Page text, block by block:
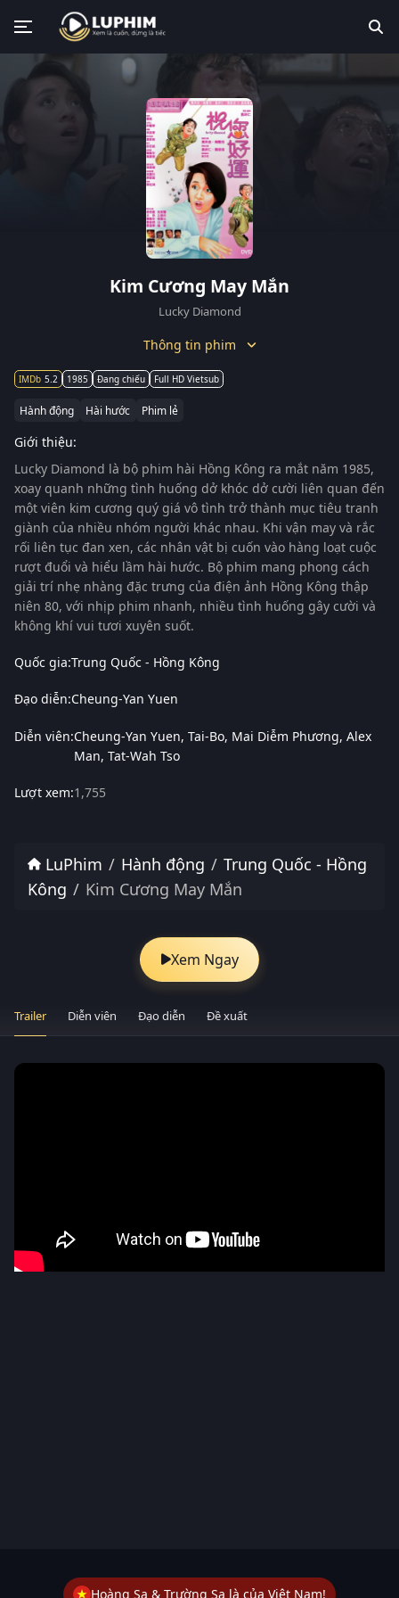
Kim Cương May Mắn
Lucky Diamond
Thông tin phim
5.2 1985 Đang chiếu Full HD Vietsub
Hành động Hài hước Phim lẻ
Giới thiệu:
Lucky Diamond là bộ phim hài Hồng Kông ra mắt năm 1985,
xoay quanh những tình huống dở khóc dở cười liên quan đến
một viên kim cương quý giá vô tình trở thành mục tiêu tranh
giành của nhiều nhóm người khác nhau. Khi vận may và rắc
rối liên tục đan xen, các nhân vật bị cuốn vào hàng loạt cuộc
rượt đuổi và hiểu lầm hài hước. Bộ phim mang phong cách
giải trí nhẹ nhàng đặc trưng của điện ảnh Hồng Kông thập
niên 80, với nhịp phim nhanh, nhiều tình huống gây cười và
không khí vui tươi xuyên suốt.
Quốc gia:Trung Quốc - Hồng Kông
Đạo diễn:Cheung-Yan Yuen
Diễn viên:Cheung-Yan Yuen Tai-Bo Mai Diễm Phương Alex
Man Tat-Wah Tso
Lượt xem:1,755
LuPhim Hành động
Trung Quốc - Hồng
Kông
Kim Cương May Mắn
Xem Ngay
Trailer Diễn viên Đạo diễn Đề xuất
Hoàng Sa & Trường Sa là của Việt Nam!